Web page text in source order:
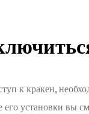
к кракен,
его установки вы